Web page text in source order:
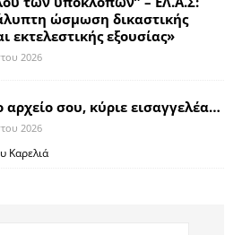
ώσμωση δικαστικής
εκτελεστικής εξουσίας»
2026
αρχείο σου, κύριε εισαγγελέα…
2026
Καρελιά